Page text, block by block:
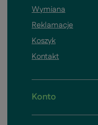
Wymiana
Reklamacje
Koszyk
Kontakt
Konto